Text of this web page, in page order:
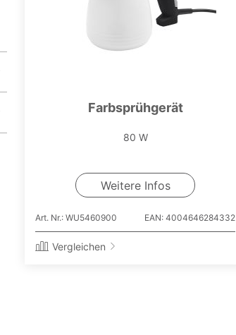
Farbsprühgerät
80 W
Weitere Infos
Art. Nr.: WU5460900 EAN: 4004646284332
Vergleichen